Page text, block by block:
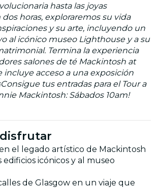
hasta las joyas
horas, exploraremos su vida
y su arte, incluyendo un
al icónico museo Lighthouse y a su
Termina la experiencia
salones de té Mackintosh at
incluye acceso a una exposición
tus entradas para el Tour a
Mackintosh: Sábados 10am!
disfrutar
el legado artístico de Mackintosh
edificios icónicos y al museo
de Glasgow en un viaje que